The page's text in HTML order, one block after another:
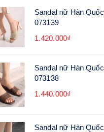
Sandal nữ Hàn Quốc
073139
1.420.000₫
Sandal nữ Hàn Quốc
073138
1.440.000₫
Sandal nữ Hàn Quốc